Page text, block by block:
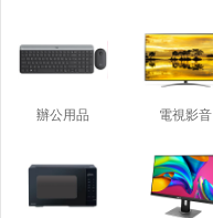
辦公用品 電視影音